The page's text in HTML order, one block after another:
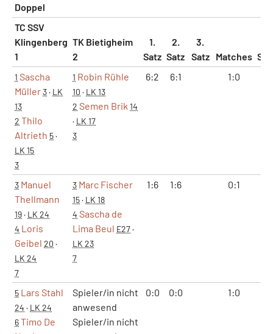
Doppel
TC SSV
Klingenberg
1
TK Bietigheim
2
1.
Satz
2.
Satz
3.
Satz
Matches
1 Sascha
Müller3· LK
13
2 Thilo
Altrieth 5·
LK 15
3
1 Robin Rühle
10 · LK 13
2 Semen Brik 14
· LK 17
3
6:2 6:1 1:0
3 Manuel
Thellmann
19· LK 24
4 Loris
Geibel 20 ·
LK 24
7
3 Marc Fischer
15· LK 18
4 Sascha de
Lima Beul E27·
LK 23
7
1:6 1:6 0:1
5 Lars Stahl
24 · LK 24
6Timo De
Spieler/in nicht
anwesend
Spieler/in nicht
0:0 0:0 1:0